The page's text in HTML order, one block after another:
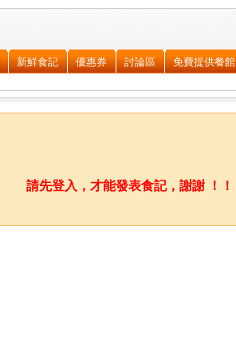
新鮮食記 優惠券 討論區 免費提供餐館
請先登入，才能發表食記，謝謝 ！！